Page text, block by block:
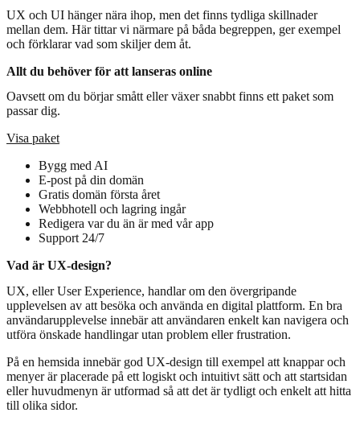
UX och UI hänger nära ihop, men det finns tydliga skillnader
mellan dem. Här tittar vi närmare på båda begreppen, ger exempel
och förklarar vad som skiljer dem åt.
Allt du behöver för att lanseras online
Oavsett om du börjar smått eller växer snabbt finns ett paket som
passar dig.
Visa paket
Bygg med AI
E-post på din domän
Gratis domän första året
Webbhotell och lagring ingår
Redigera var du än är med vår app
Support 24/7
Vad är UX-design?
UX, ellerUser Experience, handlar om den övergripande
upplevelsen av att besöka och använda en digital plattform. En bra
användarupplevelse innebär att användaren enkelt kan navigera och
utföra önskade handlingar utan problem eller frustration.
På en hemsida innebär god UX-design till exempel att knappar och
menyer är placerade på ett logiskt och intuitivt sätt och att startsidan
eller huvudmenyn är utformad så att det är tydligt och enkelt att hitta
till olika sidor.